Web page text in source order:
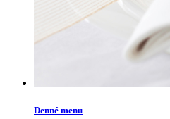
Denné menu